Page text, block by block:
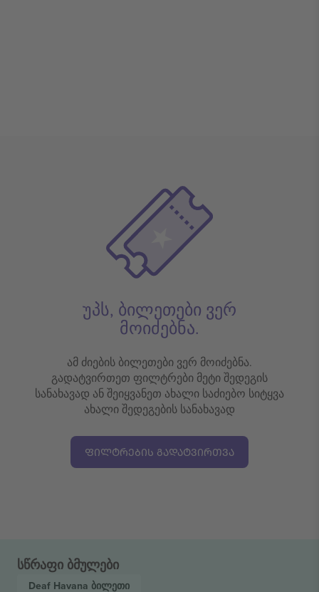
უპს, ბილეთები ვერ
მოიძებნა.
ამ ძიების ბილეთები ვერ მოიძებნა.
გადატვირთეთ ფილტრები მეტი შედეგის
სანახავად ან შეიყვანეთ ახალი საძიებო სიტყვა
ახალი შედეგების სანახავად
ᲤᲘᲚᲢᲠᲔᲑᲘᲡ ᲒᲐᲓᲐᲢᲕᲘᲠᲗᲕᲐ
სწრაფი ბმულები
Deaf Havana ბილეთი